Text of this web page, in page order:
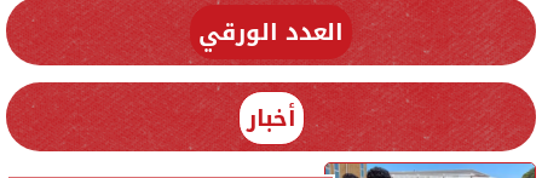
العدد الورقي
أخبار